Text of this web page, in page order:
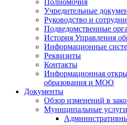
Полномочия
Учредительные
Руководство и
Подведомственные
История Управления
Информационные
Реквизиты
Контакты
Информационная
образования и МОО
Документы
Обзор изменений в
Муниципальные услуги